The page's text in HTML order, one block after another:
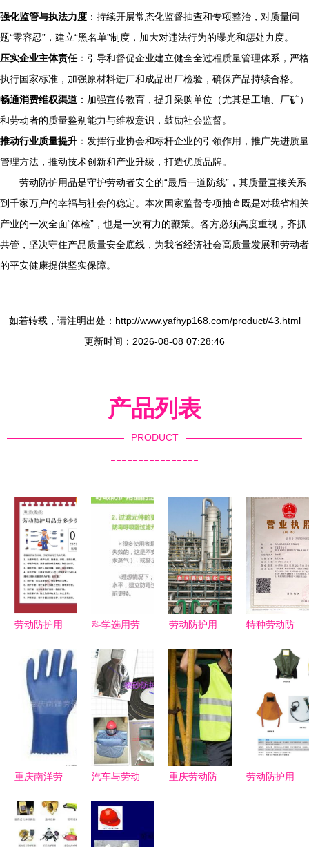
强化监管与执法力度 ：持续开展常态化监督抽查和专项整治，对质量问
题“零容忍”，建立“黑名单”制度，加大对违法行为的曝光和惩处力度。
压实企业主体责任：引导和督促企业建立健全全过程质量管理体系，严格
执行国家标准，加强原材料进厂和成品出厂检验，确保产品持续合格。
畅通消费维权渠道 ：加强宣传教育，提升采购单位（尤其是工地、厂矿）
和劳动者的质量鉴别能力与维权意识，鼓励社会监督。
推动行业质量提升 ：发挥行业协会和标杆企业的引领作用，推广先进质量
管理方法，推动技术创新和产业升级，打造优质品牌。
劳动防护用品是守护劳动者安全的“最后一道防线”，其质量直接关系
到千家万户的幸福与社会的稳定。本次国家监督专项抽查既是对我省相关
产业的一次全面“体检”，也是一次有力的鞭策。各方必须高度重视，齐抓
共管，坚决守住产品质量安全底线，为我省经济社会高质量发展和劳动者
的平安健康提供坚实保障。
如若转载，请注明出处：http://www.yafhyp168.com/product/43.html
更新时间：2026-08-08 07:28:46
产品列表
PRODUCT
----------------
劳动防护用
析
科学选用劳
品，筑牢职
业安全健康
劳动防护用
护保养标准
特种劳动防
与厂家选择
重庆南洋劳
业防护手套
系列与劳动
汽车与劳动
价及厂家选
择指南
重庆劳动防
劳动防护用